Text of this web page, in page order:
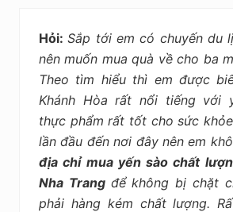
nghiệm,
Hỏi:Sắp tới em có chuyến du
nên muốn mua quà về cho ba
Theo tìm hiểu thì em được
Khánh Hòa rất nổi tiếng với
thực phẩm rất tốt cho sức
lần đầu đến nơi đây nên em
địa chỉ mua yến sào chất
Nha Trang để không bị chặt
phải hàng kém chất lượng.